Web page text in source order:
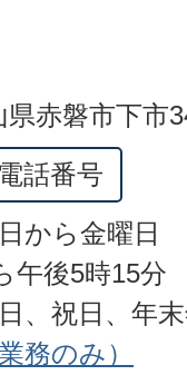
県赤磐市下市
話番号
から金曜日
午後5時15分
日、祝日、年
務のみ）